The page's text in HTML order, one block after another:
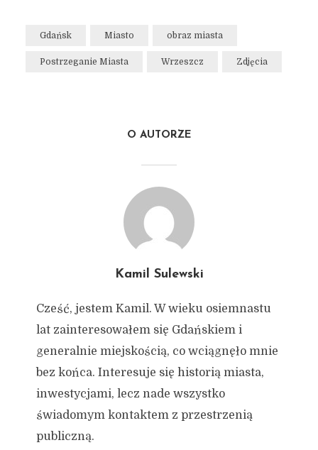
Gdańsk Miasto obraz miasta
Postrzeganie Miasta Wrzeszcz Zdjęcia
O AUTORZE
Kamil Sulewski
Cześć, jestem Kamil. W wieku osiemnastu
lat zainteresowałem się Gdańskiem i
generalnie miejskością, co wciągnęło mnie
bez końca. Interesuje się historią miasta,
inwestycjami, lecz nade wszystko
świadomym kontaktem z przestrzenią
publiczną.